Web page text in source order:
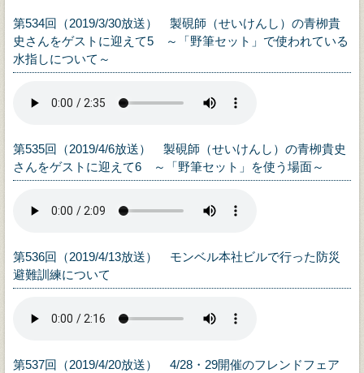
第534回（2019/3/30放送） 製硯師（せいけんし）の青栁貴
史さんをゲストに迎えて5 ～「野筆セット」で使われている
水指しについて～
第535回（2019/4/6放送） 製硯師（せいけんし）の青栁貴史
さんをゲストに迎えて6 ～「野筆セット」を使う場面～
第536回（2019/4/13放送） モンベル本社ビルで行った防災
避難訓練について
第537回（2019/4/20放送） 4/28・29開催のフレンドフェア